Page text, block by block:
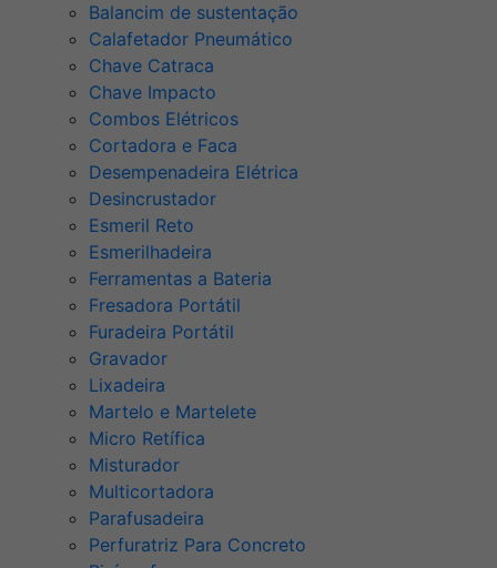
Balancim de sustentação
Calafetador Pneumático
Chave Catraca
Chave Impacto
Combos Elétricos
Cortadora e Faca
Desempenadeira Elétrica
Desincrustador
Esmeril Reto
Esmerilhadeira
Ferramentas a Bateria
Fresadora Portátil
Furadeira Portátil
Gravador
Lixadeira
Martelo e Martelete
Micro Retífica
Misturador
Multicortadora
Parafusadeira
Perfuratriz Para Concreto